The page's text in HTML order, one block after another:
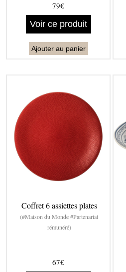
79€
Voir ce produit
Ajouter au panier
Coffret 6 assiettes plates
(#Maison du Monde #Partenariat
rémunéré)
67€